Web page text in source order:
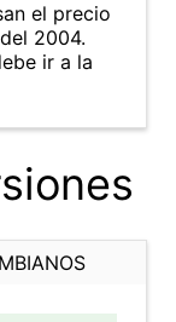
el precio
2004.
ir a la